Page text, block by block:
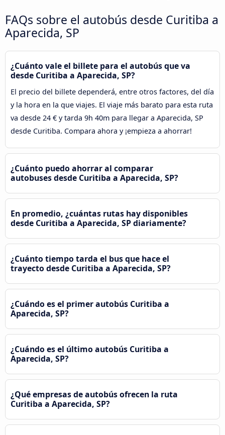
FAQs sobre el autobús desde Curitiba a
Aparecida, SP
¿Cuánto vale el billete para el autobús que va
desde Curitiba a Aparecida, SP?
El precio del billete dependerá, entre otros factores, del día
y la hora en la que viajes. El viaje más barato para esta ruta
va desde 24 € y tarda 9h 40m para llegar a Aparecida, SP
desde Curitiba. Compara ahora y ¡empieza a ahorrar!
¿Cuánto puedo ahorrar al comparar
autobuses desde Curitiba a Aparecida, SP?
En promedio, ¿cuántas rutas hay disponibles
desde Curitiba a Aparecida, SP diariamente?
¿Cuánto tiempo tarda el bus que hace el
trayecto desde Curitiba a Aparecida, SP?
¿Cuándo es el primer autobús Curitiba a
Aparecida, SP?
¿Cuándo es el último autobús Curitiba a
Aparecida, SP?
¿Qué empresas de autobús ofrecen la ruta
Curitiba a Aparecida, SP?